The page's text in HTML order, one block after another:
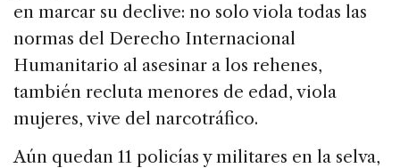
en marcar su declive: no solo viola todas las
normas del Derecho Internacional
Humanitario al asesinar a los rehenes,
también recluta menores de edad, viola
mujeres, vive del narcotráfico.
Aún quedan 11 policías y militares en la selva,